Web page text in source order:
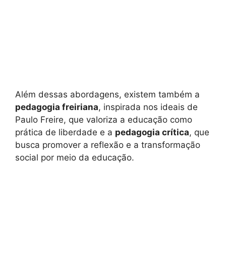
Além dessas abordagens, existem também a
pedagogia freiriana, inspirada nos ideais de
Paulo Freire, que valoriza a educação como
prática de liberdade e a pedagogia crítica, que
busca promover a reflexão e a transformação
social por meio da educação.